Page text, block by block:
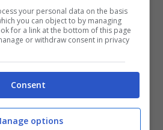
- 15:29
your personal data on the basis
you can object to by managing
for a link at the bottom of this page
or withdraw consent in privacy
Consent
options